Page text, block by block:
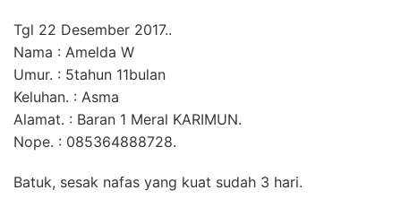
Tgl 22 Desember 2017..
Nama : Amelda W
Umur. : 5tahun 11bulan
Keluhan. : Asma
Alamat. : Baran 1 Meral KARIMUN.
Nope. : 085364888728.
Batuk, sesak nafas yang kuat sudah 3 hari.